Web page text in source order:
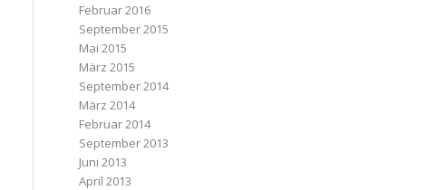
Februar 2016
September 2015
Mai 2015
März 2015
September 2014
März 2014
Februar 2014
September 2013
Juni 2013
April 2013